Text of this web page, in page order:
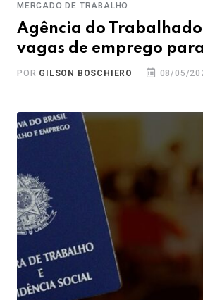
MERCADO DE TRABALHO
Agência do
vagas de emprego
POR GILSON BOSCHIERO 08/05/